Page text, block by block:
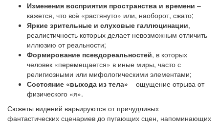
Изменения восприятия пространства и времени –
кажется, что всё «растянуто» или, наоборот, сжато;
Яркие зрительные и слуховые галлюцинации,
реалистичность которых делает невозможным отличить
иллюзию от реальности;
Формирование псевдореальностей, в которых
человек «перемещается» в иные миры, часто с
религиозными или мифологическими элементами;
Состояние «выхода из тела» – ощущение отрыва от
физического «я».
Сюжеты видений варьируются от причудливых
фантастических сценариев до пугающих сцен, напоминающих